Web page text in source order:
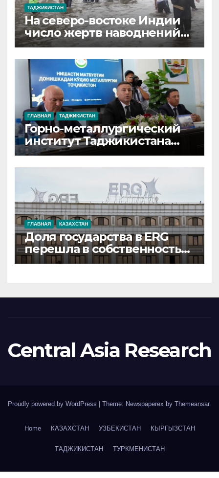
ТАДЖИКИСТАН
На северо-востоке Индии
число жертв наводнений
достигло 97
ГЛАВНАЯ ТАДЖИКИСТАН
Горно-металлургический
институт Таджикистана
расширяет сотрудничество
с 67 научными и
образовательными
учреждениями
иностранных государств
ГЛАВНАЯ КАЗАХСТАН
Доля государства в ERG
перешла в собственность
«Самрук-Қазына»
Central Asia Research
Proudly powered by WordPress Theme: Newspaperex by Themeansar.
Home КАЗАХСТАН УЗБЕКИСТАН КЫРГЫЗСТАН
ТАДЖИКИСТАН ТУРКМЕНИСТАН